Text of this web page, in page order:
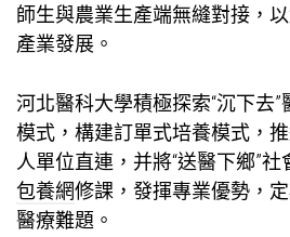
師生與農業生產端無縫對接，
產業發展。
河北醫科大學積極探索“沉下去
模式，構建訂單式培養模式，
人單位直連，并將“送醫下鄉”
包養網修課，發揮專業優勢，
醫療難題。